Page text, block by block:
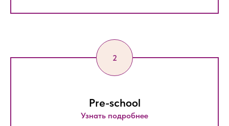
Pre-school
Узнать подробнее